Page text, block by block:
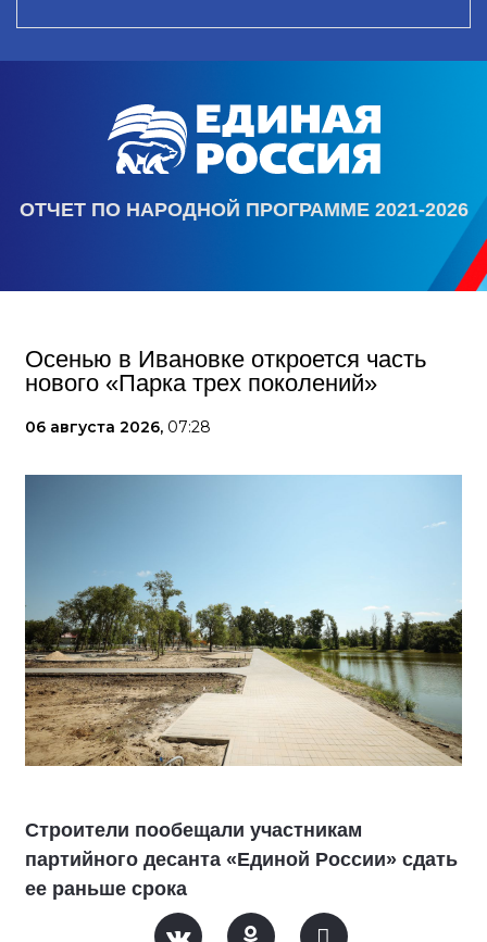
ОТЧЕТ ПО НАРОДНОЙ ПРОГРАММЕ 2021-2026
Осенью в Ивановке откроется часть
нового «Парка трех поколений»
06 августа 2026, 07:28
Строители пообещали участникам
партийного десанта «Единой России» сдать
ее раньше срока